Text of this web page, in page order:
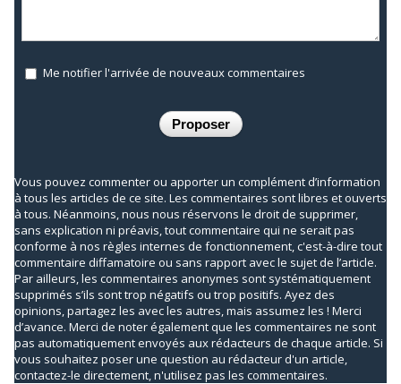
Me notifier l'arrivée de nouveaux commentaires
Vous pouvez commenter ou apporter un complément d’information
à tous les articles de ce site. Les commentaires sont libres et ouverts
à tous. Néanmoins, nous nous réservons le droit de supprimer,
sans explication ni préavis, tout commentaire qui ne serait pas
conforme à nos règles internes de fonctionnement, c'est-à-dire tout
commentaire diffamatoire ou sans rapport avec le sujet de l’article.
Par ailleurs, les commentaires anonymes sont systématiquement
supprimés s’ils sont trop négatifs ou trop positifs. Ayez des
opinions, partagez les avec les autres, mais assumez les ! Merci
d’avance. Merci de noter également que les commentaires ne sont
pas automatiquement envoyés aux rédacteurs de chaque article. Si
vous souhaitez poser une question au rédacteur d'un article,
contactez-le directement, n'utilisez pas les commentaires.